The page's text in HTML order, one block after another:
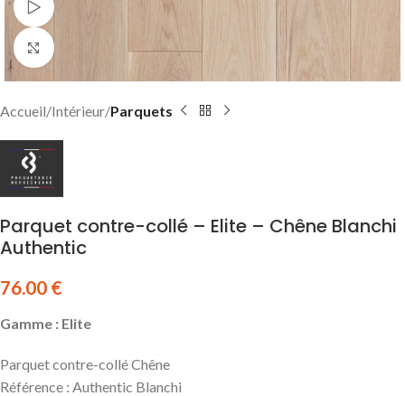
Watch video
Click to enlarge
Accueil Intérieur Parquets
Parquet contre-collé – Elite – Chêne Blanchi
Authentic
76.00 €
Gamme : Elite
Parquet contre-collé Chêne
Référence : Authentic Blanchi